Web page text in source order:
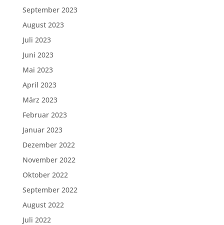
September 2023
August 2023
Juli 2023
Juni 2023
Mai 2023
April 2023
März 2023
Februar 2023
Januar 2023
Dezember 2022
November 2022
Oktober 2022
September 2022
August 2022
Juli 2022